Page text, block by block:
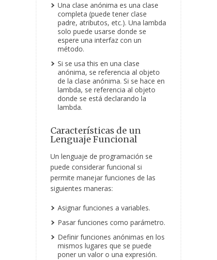
Una clase anónima es una clase
completa (puede tener clase
padre, atributos, etc.). Una lambda
solo puede usarse donde se
espere una interfaz con un
método.
Si se usathis en una clase
anónima, se referencia al objeto
de la clase anónima. Si se hace en
lambda, se referencia al objeto
donde se está declarando la
lambda.
Características de un
Lenguaje Funcional
Un lenguaje de programación se
puede considerar funcional si
permite manejar funciones de las
siguientes maneras:
Asignar funciones a variables.
Pasar funciones como parámetro.
Definir funciones anónimas en los
mismos lugares que se puede
poner un valor o una expresión.